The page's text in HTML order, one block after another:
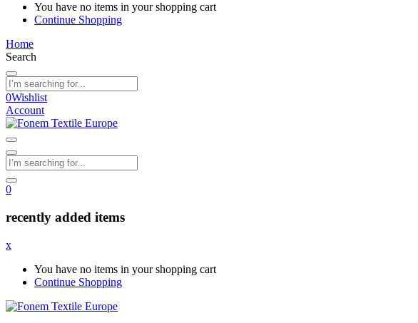
You have no items in your shopping cart
Continue Shopping
Home
Search
0Wishlist
Account
0
recently added items
x
You have no items in your shopping cart
Continue Shopping